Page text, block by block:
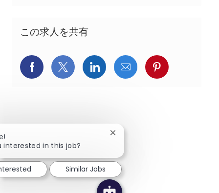
この求人を共有
Facebookでシェア
X(旧Twitter)でシェア
LinkedInでシェア
メールでシェア
Pinterestで
interested in this job?
Close chatbot notification
Similar Jobs